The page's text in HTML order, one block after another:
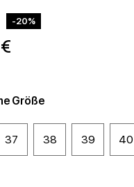
-20%
Größe
37 38 39 40